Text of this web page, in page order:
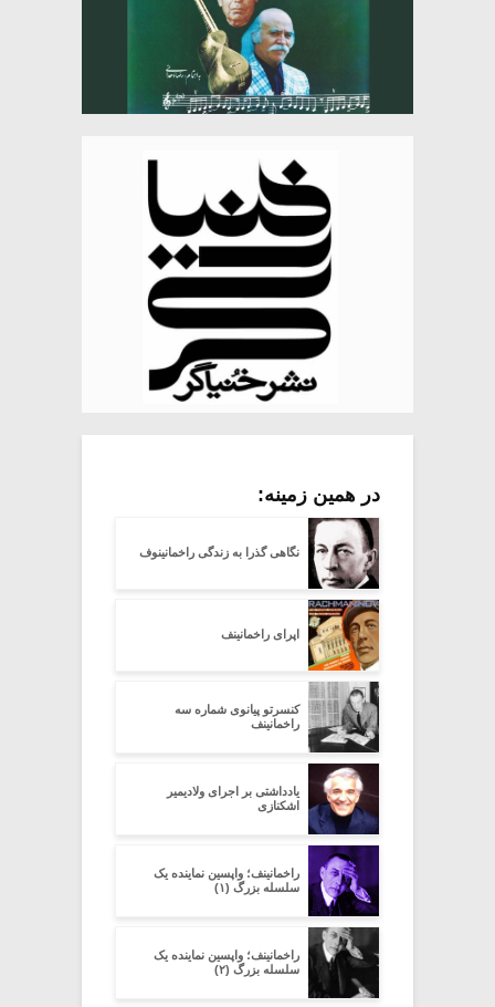
در همین زمینه:
نگاهی گذرا به زندگی راخمانینوف
اپرای راخمانینف
کنسرتو پیانوی شماره سه
راخمانینف
یادداشتى بر اجراى ولادیمیر
اشکنازى
راخمانینف؛ واپسین نماینده یک
سلسله بزرگ (۱)
راخمانینف؛ واپسین نماینده یک
سلسله بزرگ (۲)